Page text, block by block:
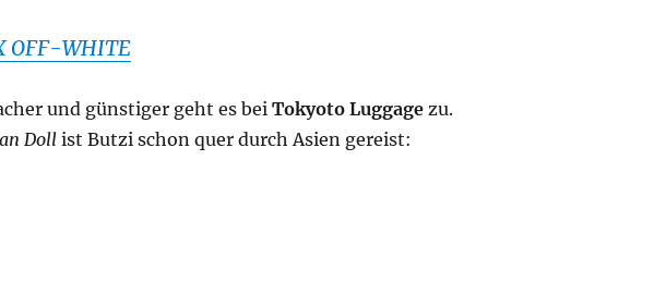
OFF-WHITE
und günstiger geht es bei Tokyoto Luggagezu.
Dollist Butzi schon quer durch Asien gereist: